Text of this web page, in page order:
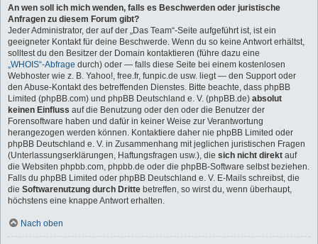
An wen soll ich mich wenden, falls es Beschwerden oder juristische
Anfragen zu diesem Forum gibt?
Jeder Administrator, der auf der „Das Team“-Seite aufgeführt ist, ist ein
geeigneter Kontakt für deine Beschwerde. Wenn du so keine Antwort erhältst,
solltest du den Besitzer der Domain kontaktieren (führe dazu eine
„WHOIS“-Abfrage durch) oder — falls diese Seite bei einem kostenlosen
Webhoster wie z. B. Yahoo!, free.fr, funpic.de usw. liegt — den Support oder
den Abuse-Kontakt des betreffenden Dienstes. Bitte beachte, dass phpBB
Limited (phpBB.com) und phpBB Deutschland e. V. (phpBB.de) absolut
keinen Einfluss auf die Benutzung oder den oder die Benutzer der
Forensoftware haben und dafür in keiner Weise zur Verantwortung
herangezogen werden können. Kontaktiere daher nie phpBB Limited oder
phpBB Deutschland e. V. in Zusammenhang mit jeglichen juristischen Fragen
(Unterlassungserklärungen, Haftungsfragen usw.), die sich nicht direkt auf
die Websiten phpbb.com, phpbb.de oder die phpBB-Software selbst beziehen.
Falls du phpBB Limited oder phpBB Deutschland e. V. E-Mails schreibst, die
die Softwarenutzung durch Dritte betreffen, so wirst du, wenn überhaupt,
höchstens eine knappe Antwort erhalten.
Nach oben